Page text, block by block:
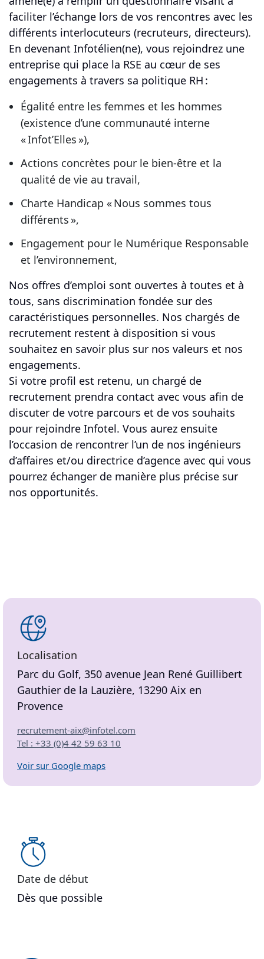
Localisation
Parc du Golf, 350 avenue Jean René Guillibert
Gauthier de la Lauzière, 13290 Aix en
Provence
recrutement-aix@infotel.com
Tel : +33 (0)4 42 59 63 10
Voir sur Google maps
Date de début
Dès que possible
faciliter l’échange lors de vos rencontres avec les
différents interlocuteurs (recruteurs, directeurs).
En devenant Infotélien(ne), vous rejoindrez une
entreprise qui place la RSE au cœur de ses
engagements à travers sa politique RH :
Égalité entre les femmes et les hommes
(existence d’une communauté interne
« Infot’Elles »),
Actions concrètes pour le bien-être et la
qualité de vie au travail,
Charte Handicap « Nous sommes tous
différents »,
Engagement pour le Numérique Responsable
et l’environnement,
Nos offres d’emploi sont ouvertes à toutes et à
tous, sans discrimination fondée sur des
caractéristiques personnelles. Nos chargés de
recrutement restent à disposition si vous
souhaitez en savoir plus sur nos valeurs et nos
engagements.
Si votre profil est retenu, un chargé de
recrutement prendra contact avec vous afin de
discuter de votre parcours et de vos souhaits
pour rejoindre Infotel. Vous aurez ensuite
l’occasion de rencontrer l’un de nos ingénieurs
d’affaires et/ou directrice d’agence avec qui vous
pourrez échanger de manière plus précise sur
nos opportunités.